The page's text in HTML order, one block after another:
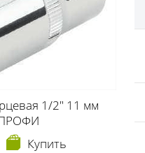
1/2" 11 мм
Купить